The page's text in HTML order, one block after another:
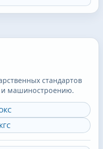
стандартов
и машиностроению.